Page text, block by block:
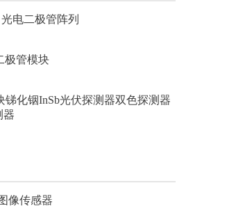
电二极管阵列
极管模块
锑化铟InSb光伏探测器双色探测器
器
像传感器